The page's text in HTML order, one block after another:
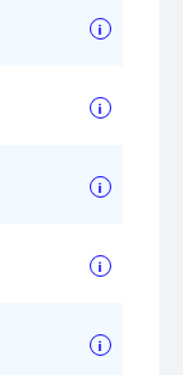
i
i
i
i
i